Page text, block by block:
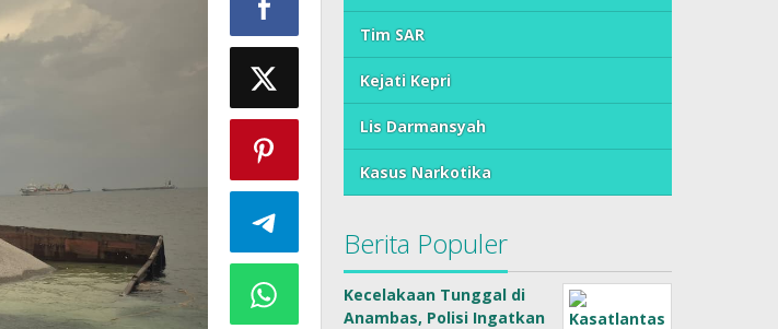
Tim SAR
Kejati Kepri
Lis Darmansyah
Kasus Narkotika
Berita Populer
Kecelakaan Tunggal di
Anambas, Polisi Ingatkan